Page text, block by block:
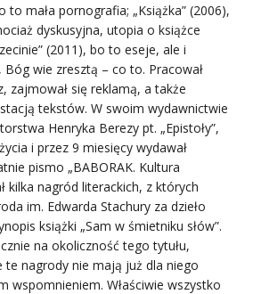
to mała pornografia; „Książka” (2006),
dyskusyjna, utopia o książce
(2011), bo to eseje, ale i
wie zresztą – co to. Pracował
zajmował się reklamą, a także
tekstów. W swoim wydawnictwie
Henryka Berezy pt. „Epistoły”,
i przez 9 miesięcy wydawał
pismo „BABORAK. Kultura
kilka nagród literackich, z których
im. Edwarda Stachury za dzieło
książki „Sam w śmietniku słów”.
na okoliczność tego tytułu,
te nagrody nie mają już dla niego
wspomnieniem. Właściwie wszystko